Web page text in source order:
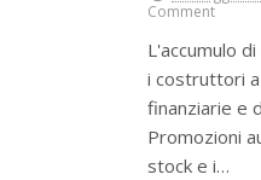
Comment
L'accumulo
i costruttori
finanziarie e
Promozioni
stock e i…